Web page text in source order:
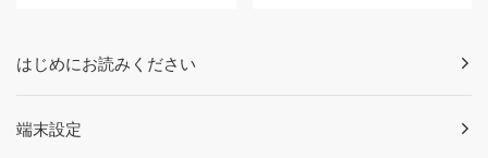
はじめにお読みください
端末設定